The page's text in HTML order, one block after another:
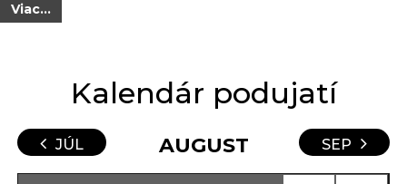
Viac...
Kalendár podujatí
AUGUST
JÚL SEP